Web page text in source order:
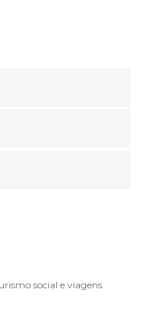
social e viagens